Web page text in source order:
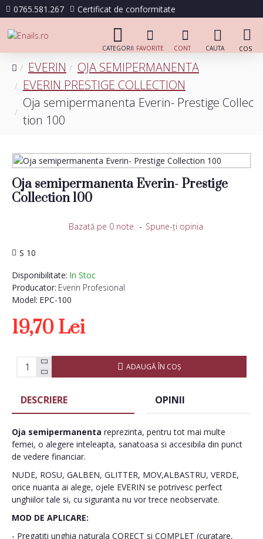
0765.581.267 Certificat de conformitate
EVERIN
OJA SEMIPERMANENTA
EVERIN PRESTIGE COLLECTION
Oja semipermanenta Everin- Prestige Collec
tion 100
Oja semipermanenta Everin- Prestige
Collection 100
Disponibilitate: In Stoc
Producator: Everin Profesional
Model: EPC-100
S 10
Bazată pe 0 note. - Spune-ţi opinia
19,70 Lei
ADAUGĂ ÎN COŞ
DESCRIERE OPINII
Oja semipermanenta reprezinta, pentru tot mai multe
femei, o alegere inteleapta, sanatoasa si accesibila din punct
de vedere financiar.
NUDE, ROSU, GALBEN, GLITTER, MOV,ALBASTRU, VERDE,
orice nuanta ai alege, ojele EVERIN se potrivesc perfect
unghiilor tale si, cu siguranta nu vor trece neobservate.
MOD DE APLICARE:
- Pregatiti unghia naturala CORECT si COMPLET (curatare,